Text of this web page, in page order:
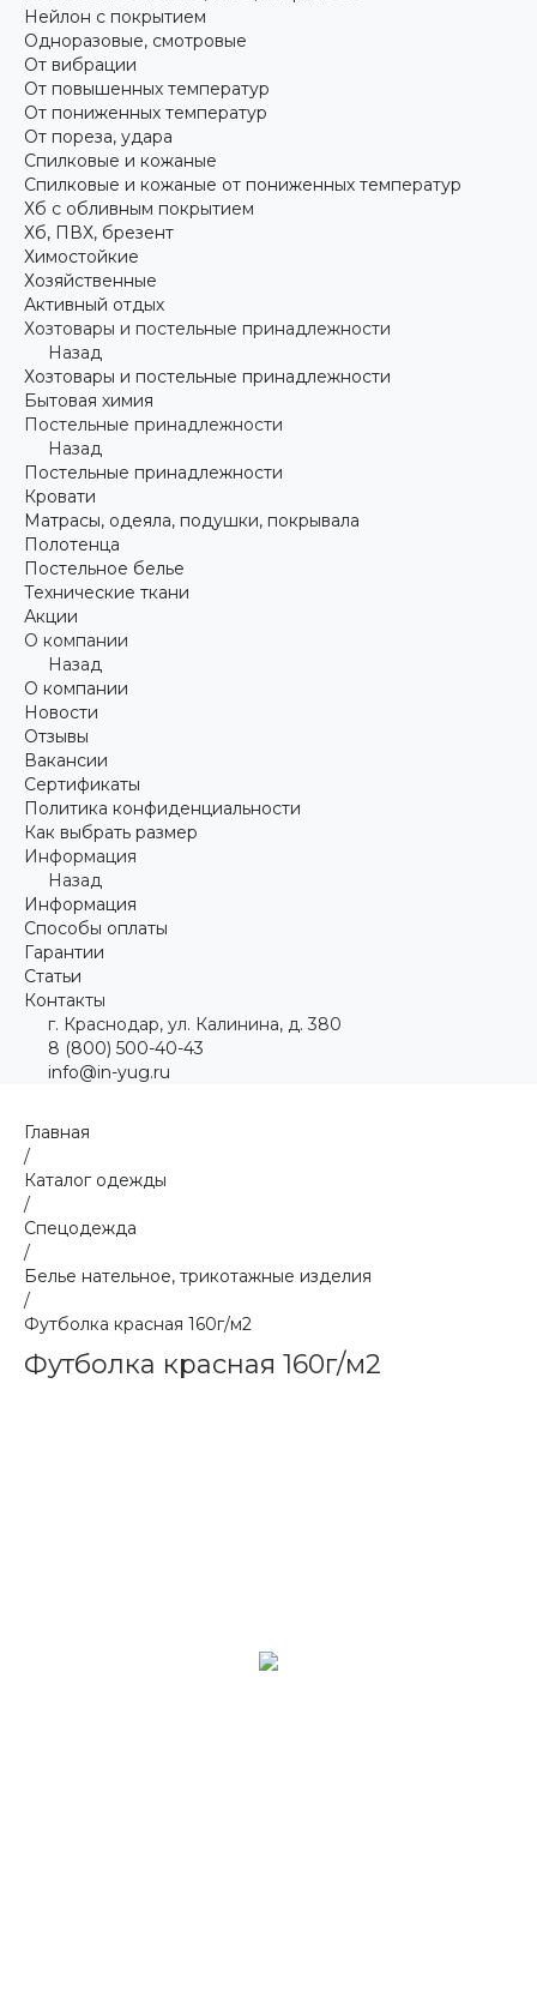
Нейлон с покрытием
Одноразовые, смотровые
От вибрации
От повышенных температур
От пониженных температур
От пореза, удара
Спилковые и кожаные
Спилковые и кожаные от пониженных температур
Хб с обливным покрытием
Хб, ПВХ, брезент
Химостойкие
Хозяйственные
Активный отдых
Хозтовары и постельные принадлежности
Назад
Хозтовары и постельные принадлежности
Бытовая химия
Постельные принадлежности
Назад
Постельные принадлежности
Кровати
Матрасы, одеяла, подушки, покрывала
Полотенца
Постельное белье
Технические ткани
Акции
О компании
Назад
О компании
Новости
Отзывы
Вакансии
Сертификаты
Политика конфиденциальности
Как выбрать размер
Информация
Назад
Информация
Способы оплаты
Гарантии
Статьи
Контакты
г. Краснодар, ул. Калинина, д. 380
8 (800) 500-40-43
info@in-yug.ru
Главная
/
Каталог одежды
/
Спецодежда
/
Белье нательное, трикотажные изделия
/
Футболка красная 160г/м2
Футболка красная 160г/м2